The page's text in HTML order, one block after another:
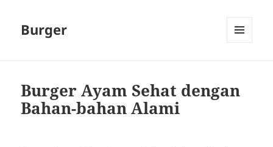
Burger
Burger Ayam Sehat dengan
Bahan-bahan Alami